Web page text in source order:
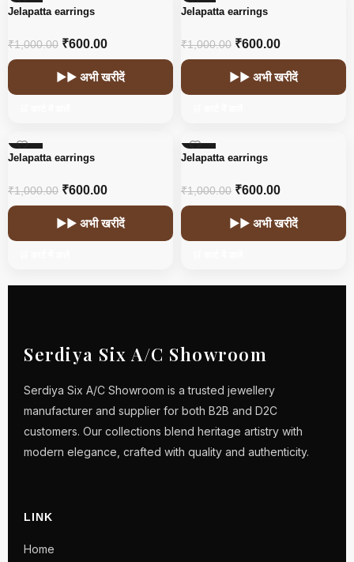
-40%
Jelapatta earrings
₹1,000.00 ₹600.00
▶▶ अभी खरीदें
-40%
Jelapatta earrings
₹1,000.00 ₹600.00
▶▶ अभी खरीदें
-40%
Jelapatta earrings
₹1,000.00 ₹600.00
▶▶ अभी खरीदें
-40%
Jelapatta earrings
₹1,000.00 ₹600.00
▶▶ अभी खरीदें
Serdiya Six A/C Showroom
Serdiya Six A/C Showroom is a trusted jewellery
manufacturer and supplier for both B2B and D2C
customers. Our collections blend heritage artistry with
modern elegance, crafted with quality and authenticity.
LINK
Home